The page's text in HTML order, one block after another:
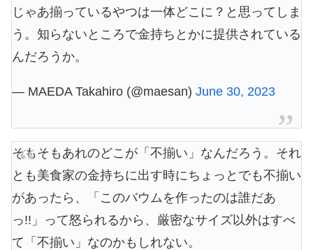
じゃあ揃っているやつは一体どこに？と思ってしま
う。知らないところで金持ちとかに提供されている
んだろうか。
— MAEDA Takahiro (@maesan) June 30, 2023
そもそもあれのどこが「不揃い」なんだろう。それ
とも美食家の金持ちに出す時にちょっとでも不揃い
があったら、「このバウムを作ったのは誰だあ
っ!!」って怒られるから、厳密なサイズ以外はすべ
て「不揃い」なのかもしれない。